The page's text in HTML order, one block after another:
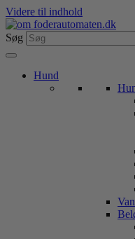
Videre til indhold
Søg
Hund